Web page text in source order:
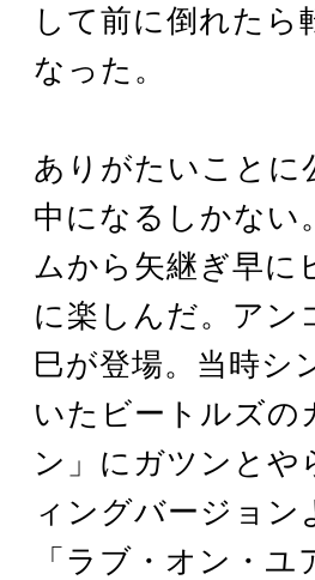
して前に倒れた
なった。
ありがたいことに
中になるしかない
ムから矢継ぎ早に
に楽しんだ。アン
巳が登場。当時シ
いたビートルズの
ン」にガツンとや
ィングバージョ
「ラブ・オン・